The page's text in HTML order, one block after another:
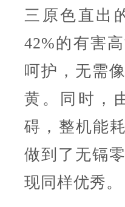
三原色直出
42%的有害
呵护，无需
黄。同时，
碍，整机能
做到了无镉
现同样优秀。